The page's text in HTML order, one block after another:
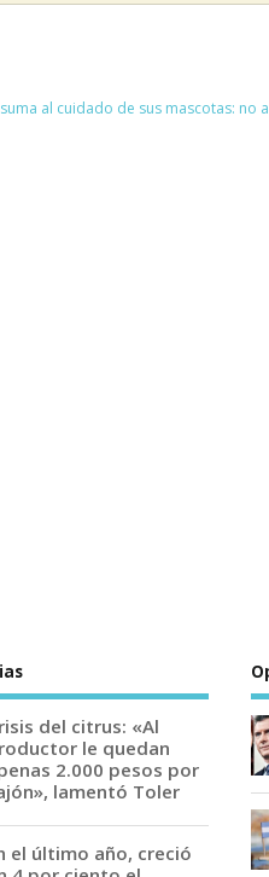
al cuidado de sus mascotas: no
del citrus: «Al
le quedan
2.000 pesos por
lamentó Toler
el último año, creció